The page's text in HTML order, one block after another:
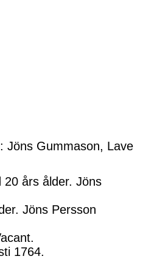
Jöns Gummason, Lave
20 års ålder. Jöns
Jöns Persson
1764.